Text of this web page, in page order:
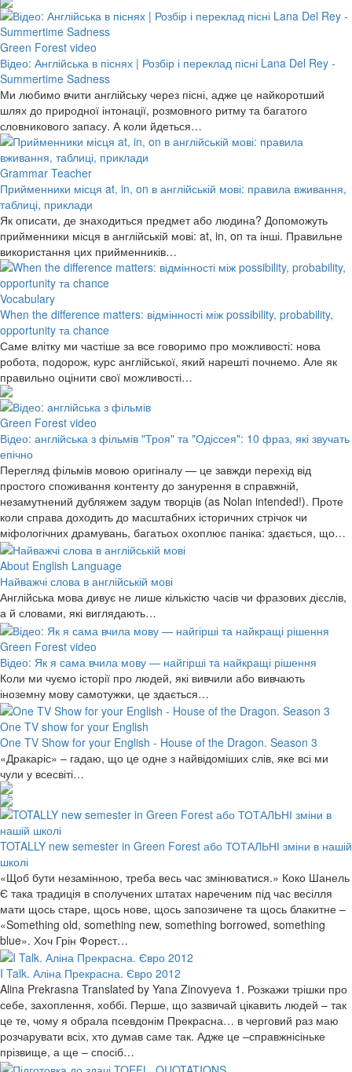
Green Forest video
Відео: Англійська в піснях | Розбір і переклад пісні Lana Del Rey -
Summertime Sadness
Ми любимо вчити англійську через пісні, адже це найкоротший
шлях до природної інтонації, розмовного ритму та багатого
словникового запасу. А коли йдеться…
Grammar Teacher
Прийменники місця at, in, on в англійській мові: правила вживання,
таблиці, приклади
Як описати, де знаходиться предмет або людина? Допоможуть
прийменники місця в англійській мові: at, in, on та інші. Правильне
використання цих прийменників…
Vocabulary
When the difference matters: відмінності між possibility, probability,
opportunity та chance
Саме влітку ми частіше за все говоримо про можливості: нова
робота, подорож, курс англійської, який нарешті почнемо. Але як
правильно оцінити свої можливості…
Green Forest video
Відео: англійська з фільмів "Троя" та "Одіссея": 10 фраз, які звучать
епічно
Перегляд фільмів мовою оригіналу — це завжди перехід від
простого споживання контенту до занурення в справжній,
незамутнений дубляжем задум творців (as Nolan intended!). Проте
коли справа доходить до масштабних історичних стрічок чи
міфологічних драмувань, багатьох охоплює паніка: здається, що…
About English Language
Найважчі слова в англійській мові
Англійська мова дивує не лише кількістю часів чи фразових дієслів,
а й словами, які виглядають…
Green Forest video
Відео: Як я сама вчила мову — найгірші та найкращі рішення
Коли ми чуємо історії про людей, які вивчили або вивчають
іноземну мову самотужки, це здається…
One TV show for your English
One TV Show for your English - House of the Dragon. Season 3
«Дракаріс» – гадаю, що це одне з найвідоміших слів, яке всі ми
чули у всесвіті…
TOTALLY new semester in Green Forest або ТОТАЛЬНІ зміни в нашій
школі
«Щоб бути незамінною, треба весь час змінюватися.» Коко Шанель
Є така традиція в сполучених штатах нареченим під час весілля
мати щось старе, щось нове, щось запозичене та щось блакитне –
«Something old, something new, something borrowed, something
blue». Хоч Грін Форест…
I Talk. Аліна Прекрасна. Євро 2012
Alina Prekrasna Translated by Yana Zinovyeva 1. Розкажи трішки про
себе, захоплення, хоббі. Перше, що зазвичай цікавить людей – так
це те, чому я обрала псевдонім Прекрасна… в черговий раз маю
розчарувати всіх, хто думав саме так. Адже це –справжнісіньке
прізвище, а ще – спосіб…